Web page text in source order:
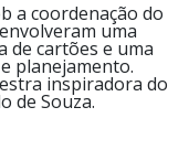
a coordenação do
uma
de cartões e uma
planejamento.
inspiradora do
de Souza.